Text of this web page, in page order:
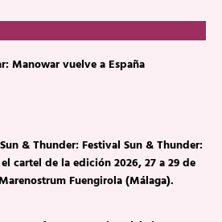
Manowar vuelve a España
& Thunder: Festival Sun & Thunder:
cartel de la edición 2026, 27 a 29 de
Fuengirola (Málaga).